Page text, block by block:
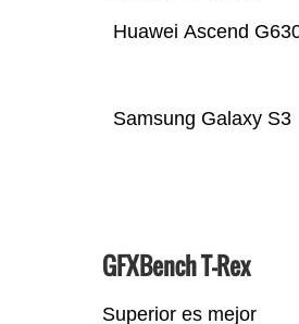
Samsung Galaxy S3
Huawei Ascend
GFXBench T-Rex
Superior es mejor